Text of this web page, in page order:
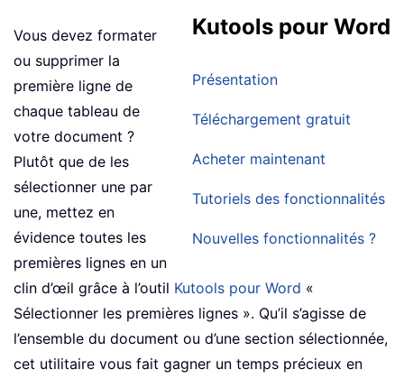
Kutools pour Word
Présentation
Téléchargement gratuit
Acheter maintenant
Tutoriels des fonctionnalités
Nouvelles fonctionnalités ?
Vous devez formater
ou supprimer la
première ligne de
chaque tableau de
votre document ?
Plutôt que de les
sélectionner une par
une, mettez en
évidence toutes les
premières lignes en un
clin d’œil grâce à l’outil Kutools pour Word «
Sélectionner les premières lignes ». Qu’il s’agisse de
l’ensemble du document ou d’une section sélectionnée,
cet utilitaire vous fait gagner un temps précieux en